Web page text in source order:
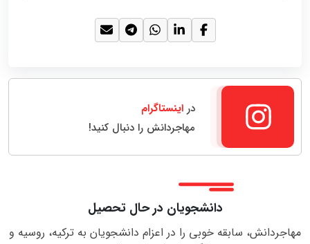
در اینستاگرام
مهاجردانش را دنبال کنید!
دانشجویان در حال تحصیل
مهاجردانش، سابقه خوبی را در اعزام دانشجویان به ترکیه، روسیه و